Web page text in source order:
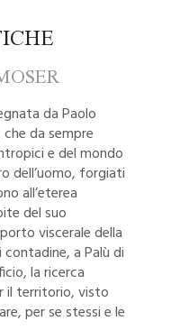
da Paolo
da sempre
e del mondo
dell’uomo, forgiati
all’eterea
del suo
viscerale della
a Palù di
la ricerca
il territorio, visto
per se stessi e le